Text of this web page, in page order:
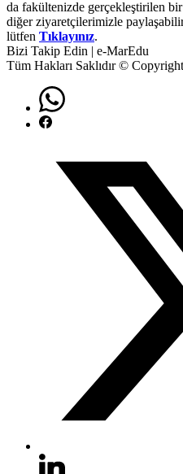
da fakültenizde gerçekleştirilen
diğer ziyaretçilerimizle
lütfen Tıklayınız.
Bizi Takip Edin | e-MarEdu
Tüm Hakları Saklıdır ©